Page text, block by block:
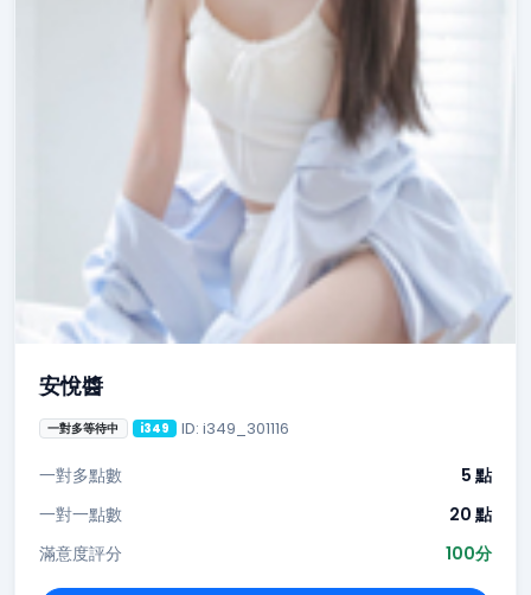
安悅醬
一對多等待中 i349 ID: i349_301116
一對多點數
5 點
一對一點數
20 點
滿意度評分
100分